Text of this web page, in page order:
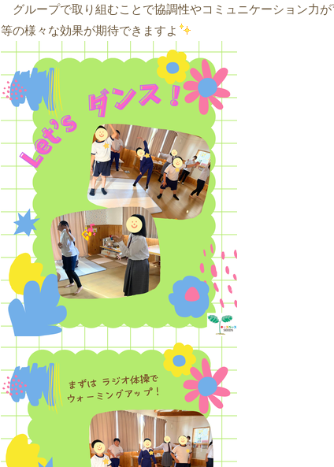
グループで取り組むことで協調性やコミュニケーション力が
等の様々な効果が期待できますよ